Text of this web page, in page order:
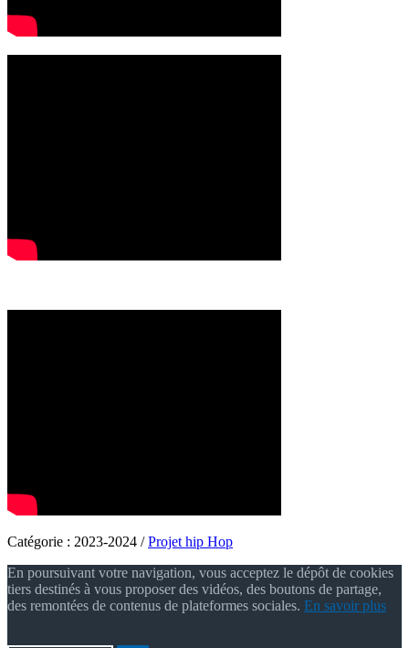
Catégorie : 2023-2024 /Projet hip Hop
En poursuivant votre navigation, vous acceptez le dépôt de cookies
tiers destinés à vous proposer des vidéos, des boutons de partage,
des remontées de contenus de plateformes sociales. En savoir plus